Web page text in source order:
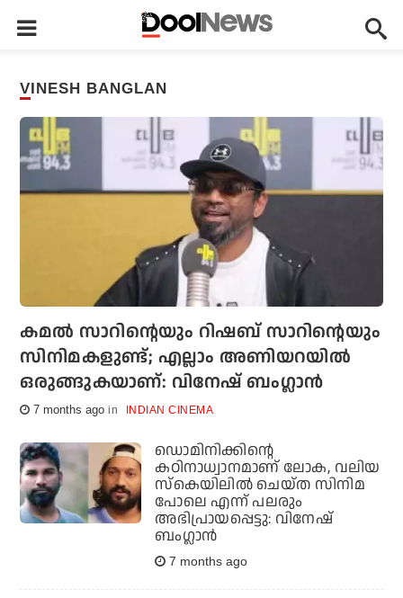
VINESH BANGLAN
കമല്‍ സാറിന്റെയും റിഷബ് സാറിന്റെയും
സിനിമകളുണ്ട്; എല്ലാം അണിയറയില്‍
ഒരുങ്ങുകയാണ്: വിനേഷ് ബംഗ്ലാന്‍
7 months ago INDIAN CINEMA
ഡൊമിനിക്കിന്റെ
കഠിനാധ്വാനമാണ് ലോക, വലിയ
സ്‌കെയിലില്‍ ചെയ്ത സിനിമ
പോലെ എന്ന് പലരും
അഭിപ്രായപ്പെട്ടു: വിനേഷ്
ബംഗ്ലാന്‍
7 months ago